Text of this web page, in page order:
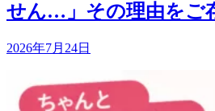
せん…」その理由をご
2026年7月24日